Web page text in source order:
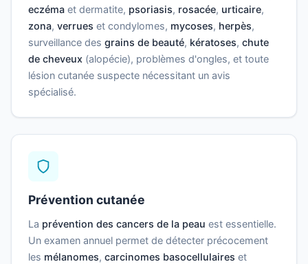
eczéma et dermatite, psoriasis, rosacée, urticaire,
zona, verrues et condylomes, mycoses, herpès,
surveillance des grains de beauté, kératoses, chute
de cheveux (alopécie), problèmes d'ongles, et toute
lésion cutanée suspecte nécessitant un avis
spécialisé.
Prévention cutanée
La prévention des cancers de la peau est essentielle.
Un examen annuel permet de détecter précocement
les mélanomes, carcinomes basocellulaires et